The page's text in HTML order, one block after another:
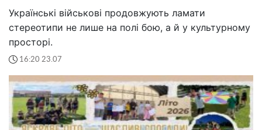
Українські військові продовжують ламати
стереотипи не лише на полі бою, а й у культурному
просторі.
16:20 23.07